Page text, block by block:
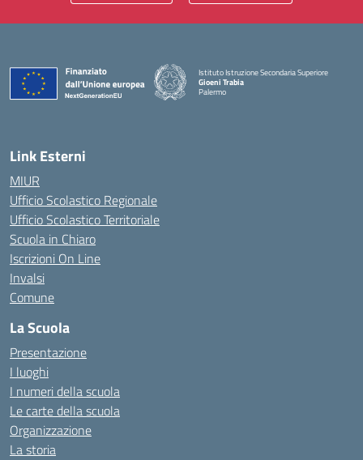
Istituto Istruzione Secondaria Superiore
Gioeni Trabia
Palermo
Link Esterni
MIUR
Ufficio Scolastico Regionale
Ufficio Scolastico Territoriale
Scuola in Chiaro
Iscrizioni On Line
Invalsi
Comune
La Scuola
Presentazione
I luoghi
I numeri della scuola
Le carte della scuola
Organizzazione
La storia